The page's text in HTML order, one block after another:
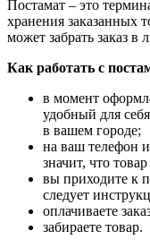
Постамат – это
хранения заказанных
может забрать заказ в
Как работать с
в момент
удобный для
в вашем городе;
на ваш телефон
значит, что
вы приходите к
следует
оплачиваете
забираете товар.